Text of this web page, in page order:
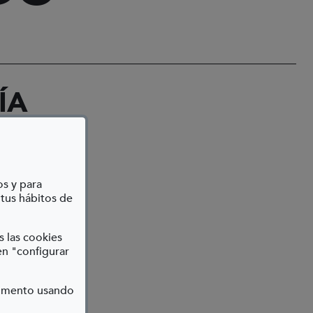
y para
hábitos de
las cookies
"configurar
usando